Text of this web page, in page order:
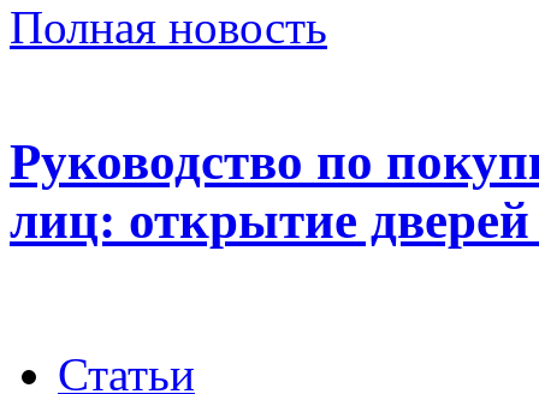
Полная новость
Руководство по
лиц: открытие
Статьи